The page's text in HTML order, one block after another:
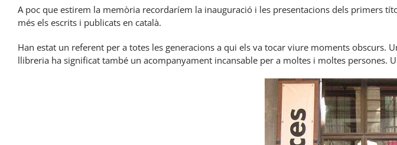
A poc que estirem la memòria recordaríem la inauguració i les presentacions dels primers
més els escrits i publicats en català.
Han estat un referent per a totes les generacions a qui els va tocar viure moments obscurs.
llibreria ha significat també un acompanyament incansable per a moltes i moltes persones.